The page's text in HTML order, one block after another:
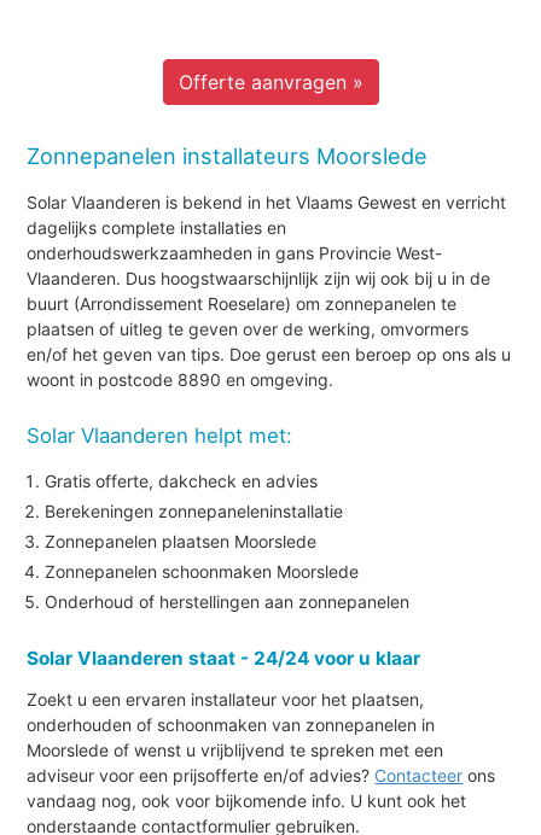
Offerte aanvragen »
Zonnepanelen installateurs Moorslede
Solar Vlaanderen is bekend in het Vlaams Gewest en verricht
dagelijks complete installaties en
onderhoudswerkzaamheden in gans Provincie West-
Vlaanderen. Dus hoogstwaarschijnlijk zijn wij ook bij u in de
buurt (Arrondissement Roeselare) om zonnepanelen te
plaatsen of uitleg te geven over de werking, omvormers
en/of het geven van tips. Doe gerust een beroep op ons als u
woont in postcode 8890 en omgeving.
Solar Vlaanderen helpt met:
Gratis offerte, dakcheck en advies
Berekeningen zonnepaneleninstallatie
Zonnepanelen plaatsen Moorslede
Zonnepanelen schoonmaken Moorslede
Onderhoud of herstellingen aan zonnepanelen
Solar Vlaanderen staat - 24/24 voor u klaar
Zoekt u een ervaren installateur voor het plaatsen,
onderhouden of schoonmaken van zonnepanelen in
Moorslede of wenst u vrijblijvend te spreken met een
adviseur voor een prijsofferte en/of advies? Contacteer ons
vandaag nog, ook voor bijkomende info. U kunt ook het
onderstaande contactformulier gebruiken.